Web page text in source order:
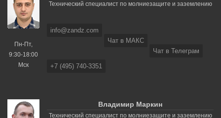
Пн-Пт,
9:30-18:00
Мск
Технический специалист по молниезащите и заземлению
info@zandz.com
Чат в МАКС
Чат в Телеграм
+7 (495) 740-3351
Владимир Маркин
Технический специалист по молниезащите и заземлению